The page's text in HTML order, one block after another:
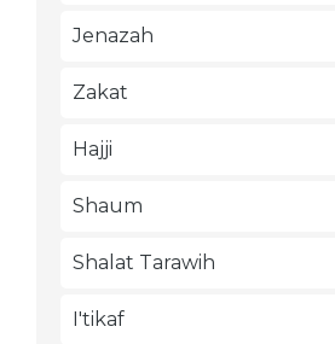
Jenazah
Zakat
Hajji
Shaum
Shalat Tarawih
I'tikaf